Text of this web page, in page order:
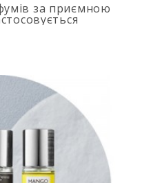
за приємною
товарів